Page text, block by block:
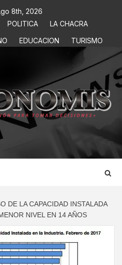
8th, 2026
POLITICA
LA CHACRA
EDUCACION TURISMO
DECISIONES
DE LA CAPACIDAD INSTALADA
NIVEL EN 14 AÑOS